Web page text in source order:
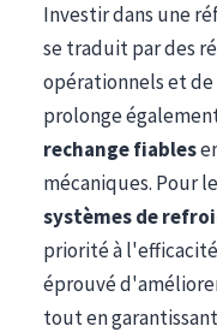
Investir dans une
se traduit par des
opérationnels et
prolonge
rechange fiables
mécaniques. Pour
systèmes de
priorité à
éprouvé
tout en